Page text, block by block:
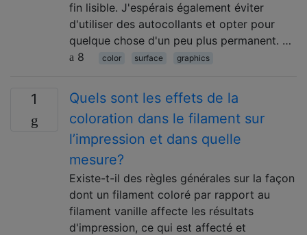
fin lisible. J'espérais également éviter
d'utiliser des autocollants et opter pour
quelque chose d'un peu plus permanent. …
8
color surface graphics
1
Quels sont les effets de la
coloration dans le filament sur
l’impression et dans quelle
mesure?
Existe-t-il des règles générales sur la façon
dont un filament coloré par rapport au
filament vanille affecte les résultats
d'impression, ce qui est affecté et